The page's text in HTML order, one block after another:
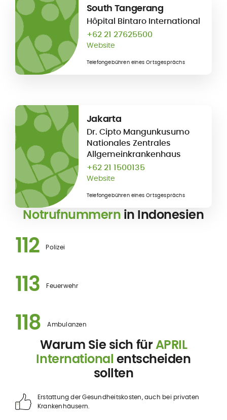
South Tangerang
Hôpital Bintaro International
+62 21 27625500
Website
Telefongebühren eines Ortsgesprächs
Jakarta
Dr. Cipto Mangunkusumo
Nationales Zentrales
Allgemeinkrankenhaus
+62 21 1500135
Website
Telefongebühren eines Ortsgesprächs
Notrufnummern in Indonesien
112 Polizei
113 Feuerwehr
118 Ambulanzen
Warum Sie sich fürAPRIL
International entscheiden
sollten
Erstattung der Gesundheitskosten, auch bei privaten
Krankenhäusern.